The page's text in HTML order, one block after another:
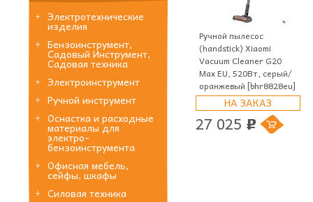
Электротехнические
изделия
Бензоинструмент,
Садовый Инструмент,
Садовая техника
Электроинструмент
Ручной инструмент
Оснастка и расходные
материалы для
электро-
бензоинструмента
Офисная мебель,
сейфы, шкафы
Силовая техника
Ручной пылесос
(handstick) Xiaomi
Vacuum Cleaner G20
Max EU, 520Вт, серый/
оранжевый [bhr8828eu]
НА ЗАКАЗ
27 025 p